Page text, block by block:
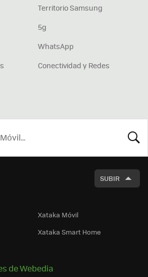
Territorio Samsung
5g
WhatsApp
Conectividad y Redes
SUBIR
Xataka Móvil
Xataka Smart Home
de Webedia